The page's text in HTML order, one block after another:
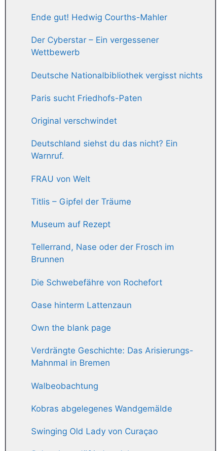
Ende gut! Hedwig Courths-Mahler
Der Cyberstar – Ein vergessener
Wettbewerb
Deutsche Nationalbibliothek vergisst nichts
Paris sucht Friedhofs-Paten
Original verschwindet
Deutschland siehst du das nicht? Ein
Warnruf.
FRAU von Welt
Titlis – Gipfel der Träume
Museum auf Rezept
Tellerrand, Nase oder der Frosch im
Brunnen
Die Schwebefähre von Rochefort
Oase hinterm Lattenzaun
Own the blank page
Verdrängte Geschichte: Das Arisierungs-
Mahnmal in Bremen
Walbeobachtung
Kobras abgelegenes Wandgemälde
Swinging Old Lady von Curaçao